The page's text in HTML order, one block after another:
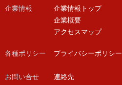
企業情報
企業情報トップ
企業概要
アクセスマップ
各種ポリシー
お問い合せ
プライバシーポリシー
連絡先